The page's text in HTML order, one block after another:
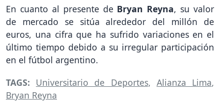
En cuanto al presente de Bryan Reyna, su valor
de mercado se sitúa alrededor del millón de
euros, una cifra que ha sufrido variaciones en el
último tiempo debido a su irregular participación
en el fútbol argentino.
TAGS: Universitario de Deportes, Alianza Lima,
Bryan Reyna